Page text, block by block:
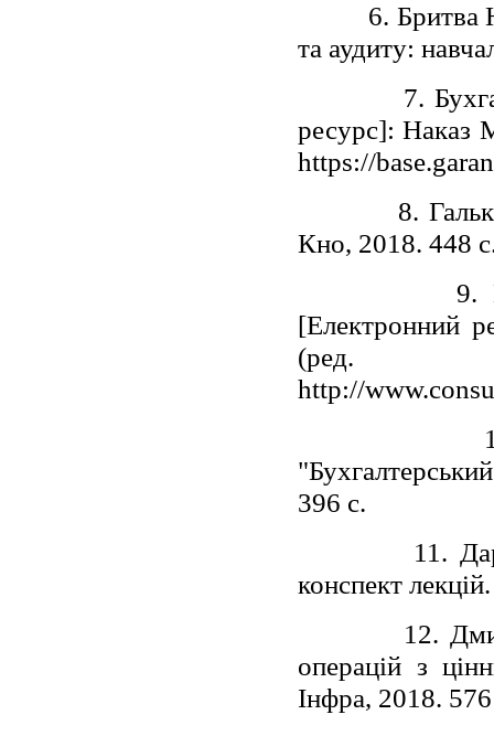
6. Бритва
та аудиту:
7.
ресурс]: Наказ
https://
8.
Кно, 2018. 448
9.
[Електронний
(ред.
http://
396 c.
11.
конспект
12.
операцій з
Інфра, 2018.